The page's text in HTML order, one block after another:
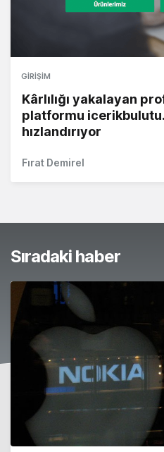
GIRIŞIM
Kârlılığı yakalayan
platformu
hızlandırıyor
Fırat Demirel
Sıradaki haber